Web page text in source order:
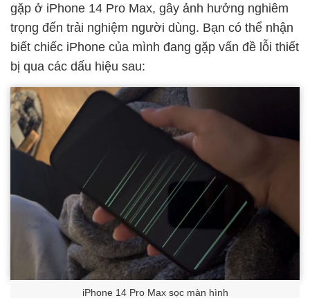
gặp ở iPhone 14 Pro Max, gây ảnh hưởng nghiêm
trọng đến trải nghiệm người dùng. Bạn có thể nhận
biết chiếc iPhone của mình đang gặp vấn đề lỗi thiết
bị qua các dấu hiệu sau:
iPhone 14 Pro Max sọc màn hình